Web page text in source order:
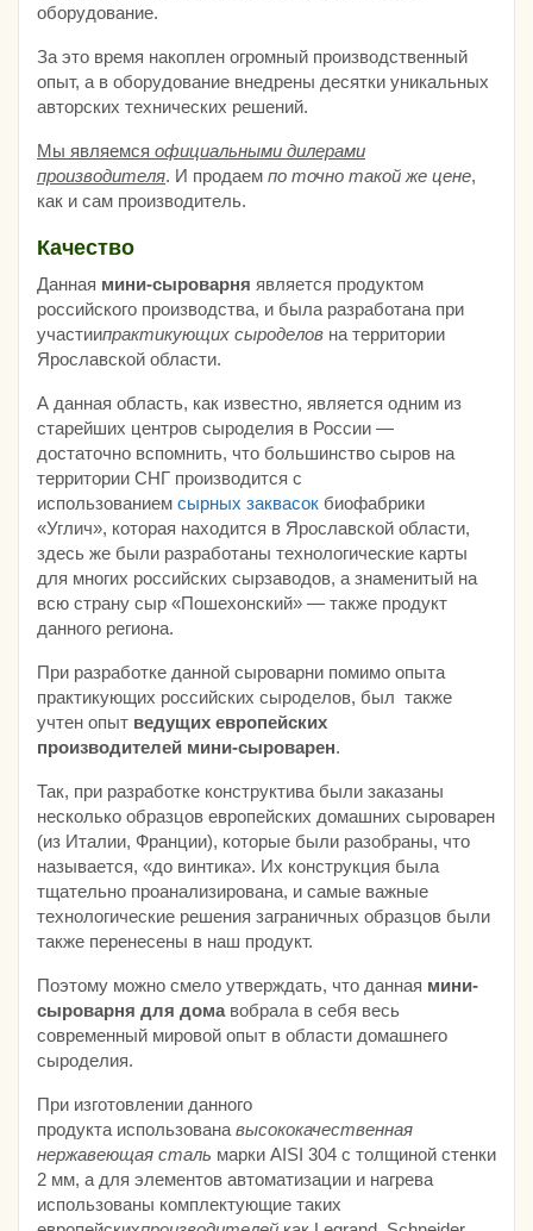
оборудование.
За это время накоплен огромный производственный
опыт, а в оборудование внедрены десятки уникальных
авторских технических решений.
Мы являемся официальными дилерами
производителя. И продаем по точно такой же цене,
как и сам производитель.
Качество
Данная мини-сыроварня является продуктом
российского производства, и была разработана при
участиипрактикующих сыроделов на территории
Ярославской области.
А данная область, как известно, является одним из
старейших центров сыроделия в России —
достаточно вспомнить, что большинство сыров на
территории СНГ производится с
использованием сырных заквасок биофабрики
«Углич», которая находится в Ярославской области,
здесь же были разработаны технологические карты
для многих российских сырзаводов, а знаменитый на
всю страну сыр «Пошехонский» — также продукт
данного региона.
При разработке данной сыроварни помимо опыта
практикующих российских сыроделов, был также
учтен опыт ведущих европейских
производителей мини-сыроварен.
Так, при разработке конструктива были заказаны
несколько образцов европейских домашних сыроварен
(из Италии, Франции), которые были разобраны, что
называется, «до винтика». Их конструкция была
тщательно проанализирована, и самые важные
технологические решения заграничных образцов были
также перенесены в наш продукт.
Поэтому можно смело утверждать, что данная мини-
сыроварня для домавобрала в себя весь
современный мировой опыт в области домашнего
сыроделия.
При изготовлении данного
продукта использована высококачественная
нержавеющая сталь марки AISI 304 с толщиной стенки
2 мм, а для элементов автоматизации и нагрева
использованы комплектующие таких